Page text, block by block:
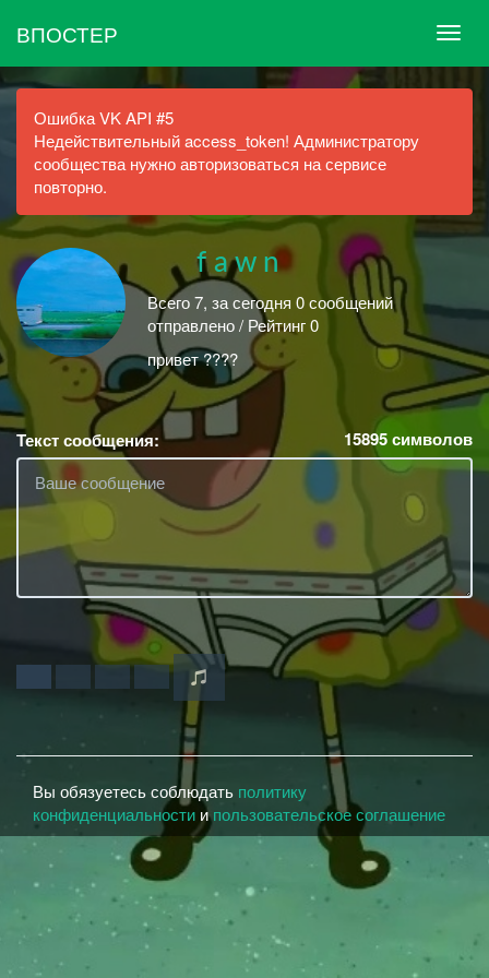
ВПОСТЕР
Ошибка VK API #5
Недействительный access_token! Администратору
сообщества нужно авторизоваться на сервисе
повторно.
⠀ ⠀f a w n
Всего 7, за сегодня 0 сообщений
отправлено / Рейтинг 0
привет ????
Текст сообщения: 15895символов
Вы обязуетесь соблюдать политику
конфиденциальности ипользовательское соглашение